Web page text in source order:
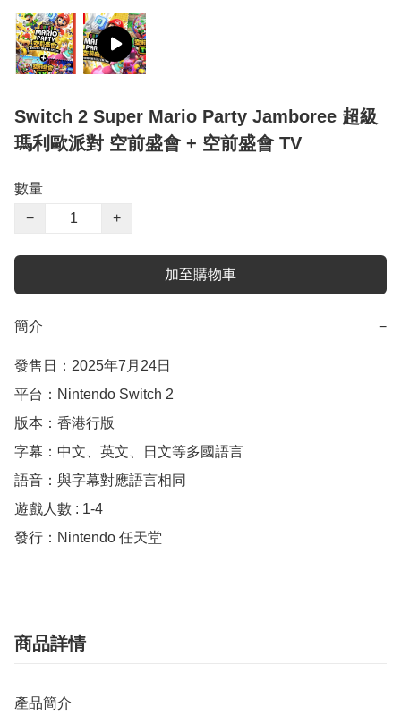
Switch 2 Super Mario Party Jamboree 超級
瑪利歐派對 空前盛會 + 空前盛會 TV
數量
−
+
加至購物車
簡介 −
發售日：2025年7月24日
平台：Nintendo Switch 2
版本：香港行版
字幕：中文、英文、日文等多國語言
語音：與字幕對應語言相同
遊戲人數 : 1-4
發行：Nintendo 任天堂
商品詳情
產品簡介